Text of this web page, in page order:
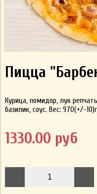
Пицца
Курица, помидор, лук
базилик, соус. Вес: 970(+/-
1330.00 руб